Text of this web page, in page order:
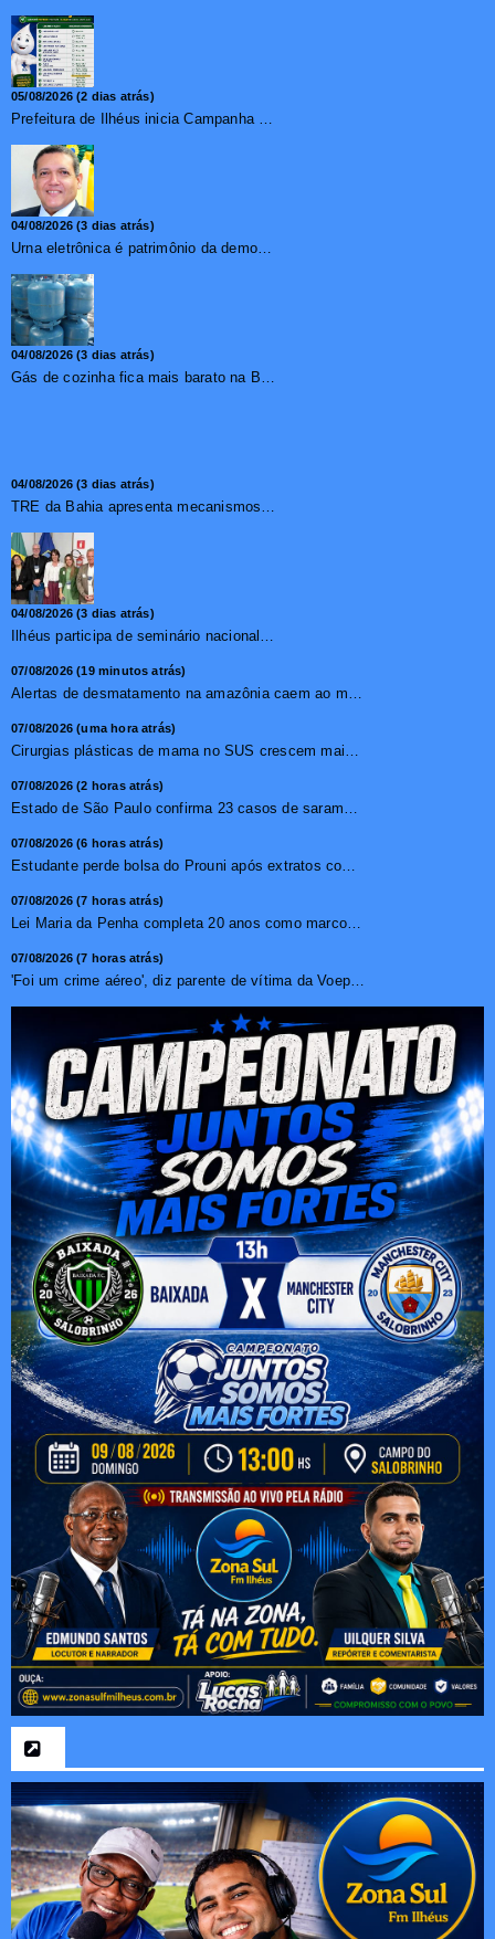
05/08/2026 (2 dias atrás)
Prefeitura de Ilhéus inicia Campanha de Multivacinação 2026
04/08/2026 (3 dias atrás)
Urna eletrônica é patrimônio da democracia, diz presidente do TSE
04/08/2026 (3 dias atrás)
Gás de cozinha fica mais barato na Bahia após redução de 7,1%
04/08/2026 (3 dias atrás)
TRE da Bahia apresenta mecanismos de segurança das urnas e nova ordem de votação para eleições
04/08/2026 (3 dias atrás)
Ilhéus participa de seminário nacional sobre turismo sustentável e captação de investimentos
07/08/2026 (19 minutos atrás)
Alertas de desmatamento na amazônia caem ao menor patamar ...
07/08/2026 (uma hora atrás)
Cirurgias plásticas de mama no SUS crescem mais de 50% em ...
07/08/2026 (2 horas atrás)
Estado de São Paulo confirma 23 casos de sarampo; 16 não ...
07/08/2026 (6 horas atrás)
Estudante perde bolsa do Prouni após extratos com apostas ...
07/08/2026 (7 horas atrás)
Lei Maria da Penha completa 20 anos como marco no combate �...
07/08/2026 (7 horas atrás)
'Foi um crime aéreo', diz parente de vítima da Voepass ...